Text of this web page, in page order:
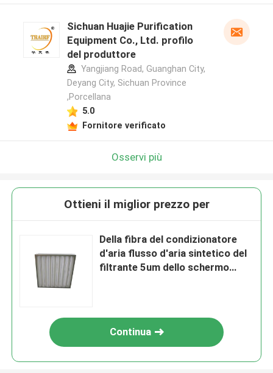
Sichuan Huajie Purification
Equipment Co., Ltd. profilo
del produttore
Yangjiang Road, Guanghan City,
Deyang City, Sichuan Province
,Porcellana
5.0
Fornitore verificato
Osservi più
Ottieni il miglior prezzo per
Della fibra del condizionatore
d'aria flusso d'aria sintetico del
filtrante 5um dello schermo
Continua